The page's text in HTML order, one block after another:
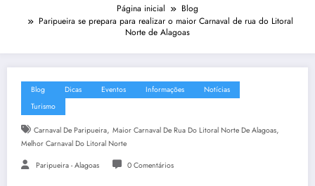
Página inicial
Blog
Paripueira se prepara para realizar o maior Carnaval de rua do Litoral
Norte de Alagoas
Blog Dicas Eventos Informações
Notícias
Turismo
Carnaval De Paripueira, Maior Carnaval De Rua Do Litoral Norte De Alagoas,
Melhor Carnaval Do Litoral Norte
Paripueira - Alagoas 0 Comentários